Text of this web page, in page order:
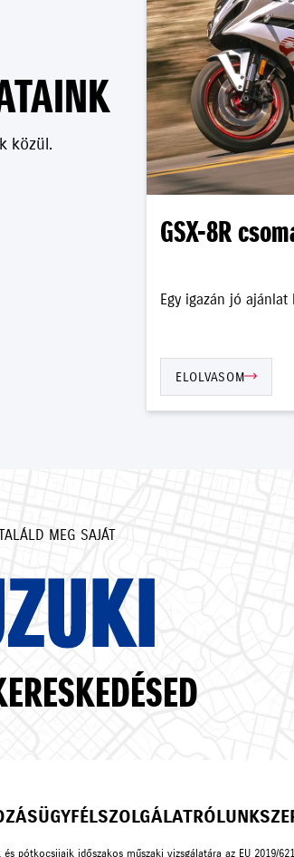
közül.
GSX-8R
Egy igazán jó
ELOLVASOM
MEG SAJÁT
ÜGYFÉLSZOLGÁLATRÓLUNK
és pótkocsijaik időszakos műszaki vizsgálatára az EU 2019/